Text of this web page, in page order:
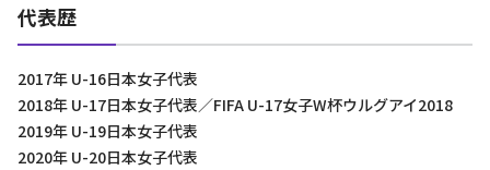
代表歴
2017年 U-16日本女子代表
2018年 U-17日本女子代表／FIFA U-17女子W杯ウルグアイ2018
2019年 U-19日本女子代表
2020年 U-20日本女子代表